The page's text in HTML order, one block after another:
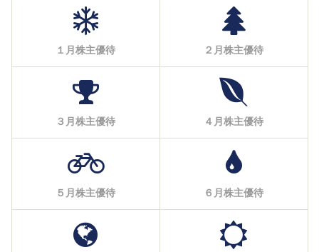
１月株主優待 ２月株主優待
３月株主優待 ４月株主優待
５月株主優待 ６月株主優待